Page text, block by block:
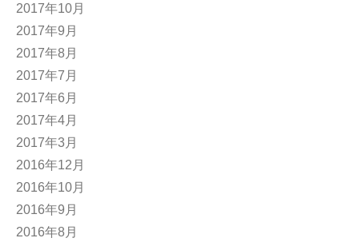
2017年10月
2017年9月
2017年8月
2017年7月
2017年6月
2017年4月
2017年3月
2016年12月
2016年10月
2016年9月
2016年8月